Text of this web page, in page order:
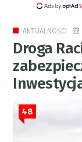
AKTUALNOŚCI
Droga
48